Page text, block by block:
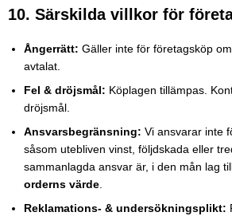
10. Särskilda villkor för
Ångerrätt: Gäller inte för företagsköp
avtalat.
Fel & dröjsmål: Köplagen tillämpas.
dröjsmål.
Ansvarsbegränsning: Vi ansvarar inte
såsom utebliven vinst, följdskada eller
sammanlagda ansvar är, i den mån lag
orderns värde
Reklamations- & undersökningsplikt: